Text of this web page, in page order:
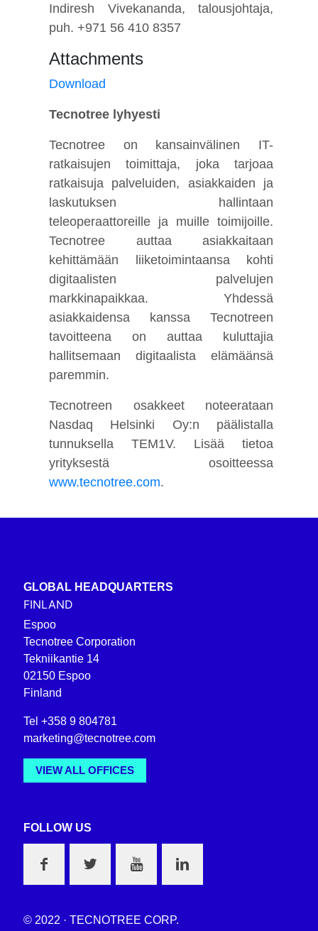
Indiresh Vivekananda, talousjohtaja,
puh. +971 56 410 8357
Attachments
Download
Tecnotree lyhyesti
Tecnotree on kansainvälinen IT-
ratkaisujen toimittaja, joka tarjoaa
ratkaisuja palveluiden, asiakkaiden ja
laskutuksen hallintaan
teleoperaattoreille ja muille toimijoille.
Tecnotree auttaa asiakkaitaan
kehittämään liiketoimintaansa kohti
digitaalisten palvelujen
markkinapaikkaa. Yhdessä
asiakkaidensa kanssa Tecnotreen
tavoitteena on auttaa kuluttajia
hallitsemaan digitaalista elämäänsä
paremmin.
Tecnotreen osakkeet noteerataan
Nasdaq Helsinki Oy:n päälistalla
tunnuksella TEM1V. Lisää tietoa
yrityksestä osoitteessa
www.tecnotree.com.
GLOBAL HEADQUARTERS
FINLAND
Espoo
Tecnotree Corporation
Tekniikantie 14
02150 Espoo
Finland
Tel +358 9 804781
marketing@tecnotree.com
VIEW ALL OFFICES
FOLLOW US
© 2022 · TECNOTREE CORP.